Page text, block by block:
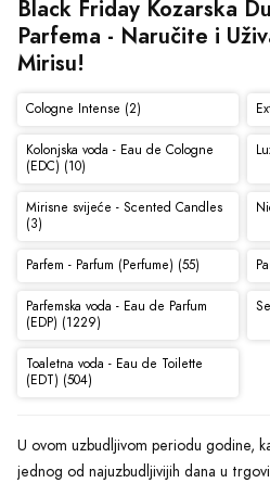
Black Friday Kozarska
Parfema - Naručite i
Mirisu!
Cologne Intense (2)
Kolonjska voda - Eau de Cologne
(EDC) (10)
Mirisne svijeće - Scented Candles
(3)
Parfem - Parfum (Perfume) (55)
Parfemska voda - Eau de Parfum
(EDP) (1229)
Toaletna voda - Eau de Toilette
(EDT) (504)
U ovom uzbudljivom periodu godine,
jednog od najuzbudljivijih dana u